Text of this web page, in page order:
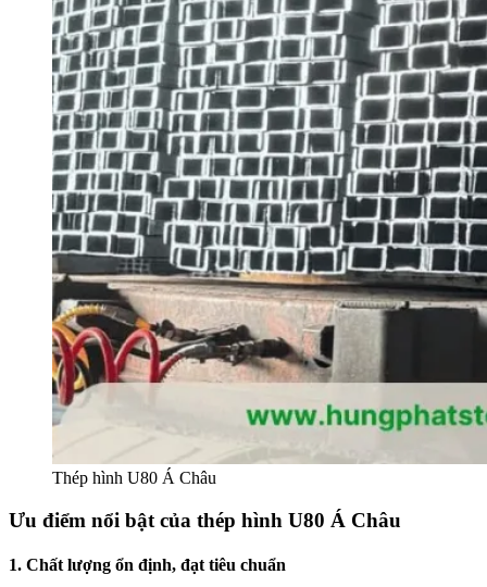
Thép hình U80 Á Châu
Ưu điểm nổi bật của thép hình U80 Á Châu
1. Chất lượng ổn định, đạt tiêu chuẩn